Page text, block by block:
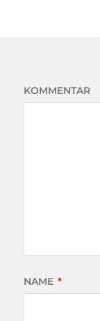
KOMMENTAR
NAME *